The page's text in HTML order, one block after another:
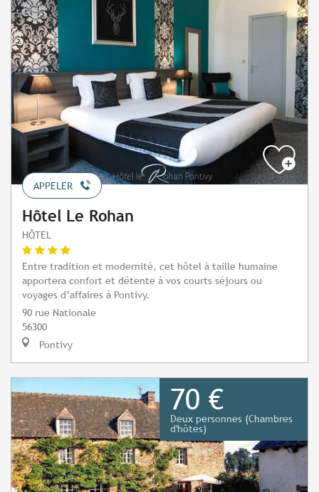
APPELER
Hôtel Le Rohan
HÔTEL
Entre tradition et modernité, cet hôtel à taille humaine
apportera confort et détente à vos courts séjours ou
voyages d’affaires à Pontivy.
90 rue Nationale
56300
Pontivy
70 €
Deux personnes (Chambres
d'hôtes)